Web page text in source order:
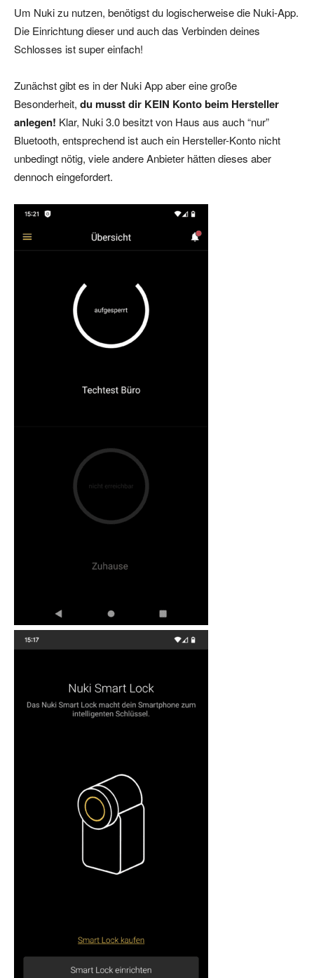
Um Nuki zu nutzen, benötigst du logischerweise die Nuki-App.
Die Einrichtung dieser und auch das Verbinden deines
Schlosses ist super einfach!
Zunächst gibt es in der Nuki App aber eine große
Besonderheit, du musst dir KEIN Konto beim Hersteller
anlegen! Klar, Nuki 3.0 besitzt von Haus aus auch “nur”
Bluetooth, entsprechend ist auch ein Hersteller-Konto nicht
unbedingt nötig, viele andere Anbieter hätten dieses aber
dennoch eingefordert.